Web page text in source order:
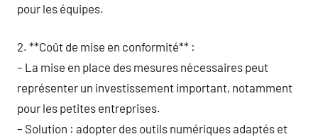
pour les équipes.
2. **Coût de mise en conformité** :
– La mise en place des mesures nécessaires peut
représenter un investissement important, notamment
pour les petites entreprises.
– Solution : adopter des outils numériques adaptés et